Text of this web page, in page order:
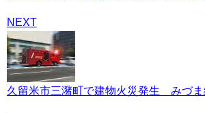
NEXT
久留米市三潴町で建物火災発生 みづま